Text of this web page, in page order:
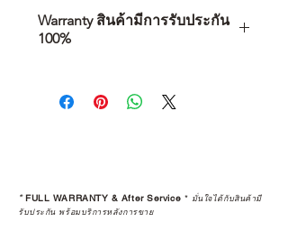
Warranty สินค้ามีการรับประกัน
100%
คุณตัดสินใจซื้อ แต่รวมไปถึง
“ประสบการณ์หลังการใช้งาน” ใน
STUDIO และร้านตัวแทนจำหน่ายที่
ได้รับการแต่งตั้งอย่างเป็นทางการ จะ
*FULL WARRANTY & After Service * มั่นใจได้กับสินค้ามี
รับประกัน พร้อมบริการหลังการขาย